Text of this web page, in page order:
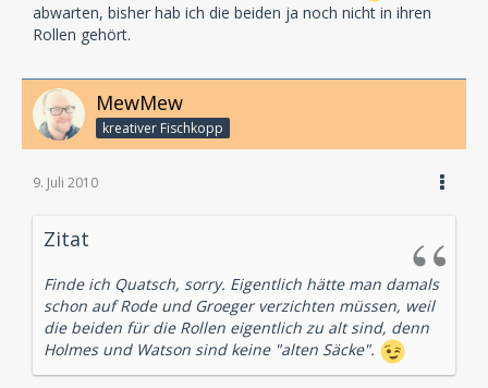
abwarten, bisher hab ich die beiden ja noch nicht in ihren
Rollen gehört.
MewMew
kreativer Fischkopp
9. Juli 2010
Zitat
Finde ich Quatsch, sorry. Eigentlich hätte man damals
schon auf Rode und Groeger verzichten müssen, weil
die beiden für die Rollen eigentlich zu alt sind, denn
Holmes und Watson sind keine "alten Säcke".